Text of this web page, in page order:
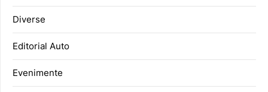
Diverse
Editorial Auto
Evenimente